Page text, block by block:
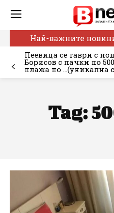
Най-важните
Пеевица се гаври с
Борисов с пачки по
плажа по …(уникална
Tag: